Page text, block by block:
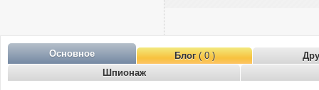
Основное Блог( 0 )
Шпионаж